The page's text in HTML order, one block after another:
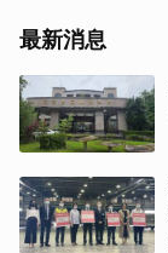
最新消息